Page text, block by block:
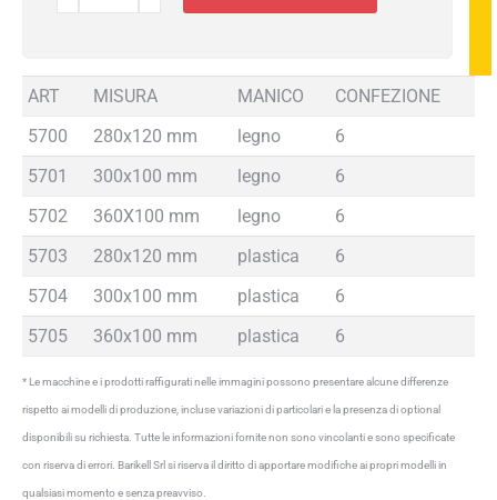
ART MISURA MANICO
CONFEZIONE
5700
280x120 mm legno
6
5701
300x100 mm legno
6
5702
360X100 mm legno
6
5703
280x120 mm plastica
6
5704
300x100 mm plastica
6
5705
360x100 mm plastica 6
* Le macchine e i prodotti raffigurati nelle immagini possono presentare alcune differenze
rispetto ai modelli di produzione, incluse variazioni di particolari e la presenza di optional
disponibili su richiesta. Tutte le informazioni fornite non sono vincolanti e sono specificate
con riserva di errori. Barikell Srl si riserva il diritto di apportare modifiche ai propri modelli in
qualsiasi momento e senza preavviso.